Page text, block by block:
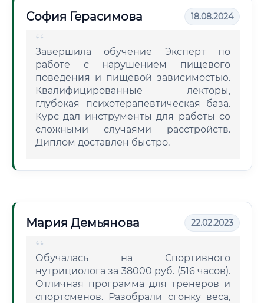
София Герасимова 18.08.2024
Завершила обучение Эксперт по
работе с нарушением пищевого
поведения и пищевой зависимостью.
Квалифицированные лекторы,
глубокая психотерапевтическая база.
Курс дал инструменты для работы со
сложными случаями расстройств.
Диплом доставлен быстро.
Мария Демьянова 22.02.2023
Обучалась на Спортивного
нутрициолога за 38000 руб. (516 часов).
Отличная программа для тренеров и
спортсменов. Разобрали сгонку веса,